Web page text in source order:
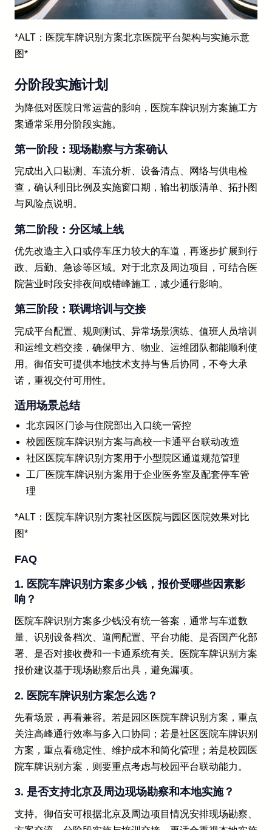
*ALT：医院车牌识别方案北京医院平台架构与实施示意
图*
分阶段实施计划
为降低对医院日常运营的影响，医院车牌识别方案施工方
案通常采用分阶段实施。
第一阶段：现场勘察与方案确认
完成出入口勘测、车流分析、设备清点、网络与供电检
查，确认利旧比例及实施窗口期，输出初版清单、拓扑图
与风险点说明。
第二阶段：分区域上线
优先改造主入口或停车压力较大的车道，再逐步扩展到行
政、后勤、急诊等区域。对于北京及周边项目，可结合医
院营业时段安排夜间或错峰施工，减少通行影响。
第三阶段：联调培训与交接
完成平台配置、规则测试、异常场景演练、值班人员培训
和运维文档交接，确保甲方、物业、运维团队都能顺利使
用。御佰安可提供本地技术支持与售后协同，不夸大承
诺，重视交付可用性。
适用场景总结
北京园区门诊与住院部出入口统一管控
校园医院车牌识别方案与高校一卡通平台联动改造
社区医院车牌识别方案用于小型院区通道规范管理
工厂医院车牌识别方案用于企业医务室及配套停车管
理
*ALT：医院车牌识别方案社区医院与园区医院效果对比
图*
FAQ
1. 医院车牌识别方案多少钱，报价受哪些因素影
响？
医院车牌识别方案多少钱没有统一答案，通常与车道数
量、识别设备档次、道闸配置、平台功能、是否国产化部
署、是否对接收费和一卡通系统有关。医院车牌识别方案
报价建议基于现场勘察后出具，避免漏项。
2. 医院车牌识别方案怎么选？
先看场景，再看兼容。若是园区医院车牌识别方案，重点
关注高峰通行效率与多入口协同；若是社区医院车牌识别
方案，重点看稳定性、维护成本和简化管理；若是校园医
院车牌识别方案，则要重点考虑与校园平台联动能力。
3. 是否支持北京及周边现场勘察和本地实施？
支持。御佰安可根据北京及周边项目情况安排现场勘察、